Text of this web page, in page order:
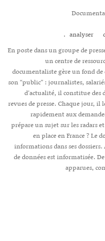
analyser
En poste dans un groupe de
un centre de
documentaliste gère un fond
son “public” : journalistes,
d’actualité, il constitue des
revues de presse. Chaque jour,
rapidement aux
prépare un sujet sur les radars
en place en France ? Le
informations dans ses
de données est informatisée.
apparues,